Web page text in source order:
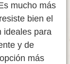
mucho más
bien el
ideales para
y de
más